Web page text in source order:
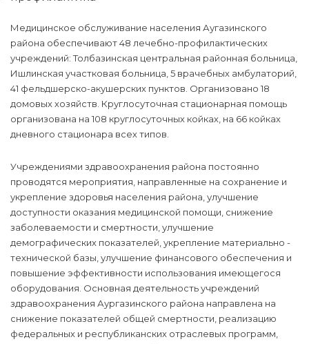
Медицинское обслуживание населения Аугазинского
района обеспечивают 48 лечебно-профилактических
учреждений: Толбазинская центральная районная больница,
Ишлинская участковая больница, 5 врачебных амбулаторий,
41 фельдшерско-акушерских пунктов. Организовано 18
домовых хозяйств. Круглосуточная стационарная помощь
организована на 108 круглосуточных койках, на 66 койках
дневного стационара всех типов.
Учреждениями здравоохранения района постоянно
проводятся мероприятия, направленные на сохранение и
укрепление здоровья населения района, улучшение
доступности оказания медицинской помощи, снижение
заболеваемости и смертности, улучшение
демографических показателей, укрепление материально -
технической базы, улучшение финансового обеспечения и
повышение эффективности использования имеющегося
оборудования. Основная деятельность учреждений
здравоохранения Аургазинского района направлена на
снижение показателей общей смертности, реализацию
федеральных и республиканских отраслевых программ,